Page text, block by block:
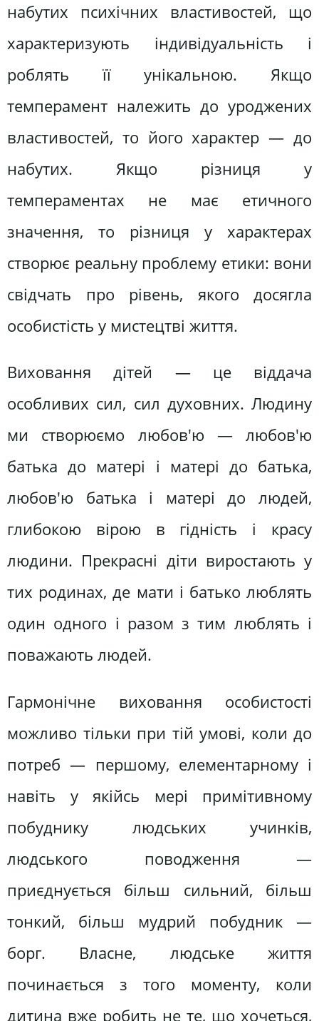
набутих психічних властивостей, що
характеризують індивідуальність і
роблять її унікальною. Якщо
темперамент належить до уроджених
властивостей, то його характер — до
набутих. Якщо різниця у
темпераментах не має етичного
значення, то різниця у характерах
створює реальну проблему етики: вони
свідчать про рівень, якого досягла
особистість у мистецтві життя.
Виховання дітей — це віддача
особливих сил, сил духовних. Людину
ми створюємо любов'ю — любов'ю
батька до матері і матері до батька,
любов'ю батька і матері до людей,
глибокою вірою в гідність і красу
людини. Прекрасні діти виростають у
тих родинах, де мати і батько люблять
один одного і разом з тим люблять і
поважають людей.
Гармонічне виховання особистості
можливо тільки при тій умові, коли до
потреб — першому, елементарному і
навіть у якійсь мері примітивному
побуднику людських учинків,
людського поводження —
приєднується більш сильний, більш
тонкий, більш мудрий побудник —
борг. Власне, людське життя
починається з того моменту, коли
дитина вже робить не те, що хочеться,